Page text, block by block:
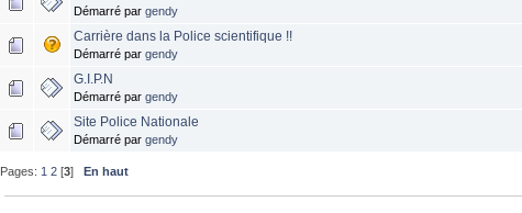
Démarré pargendy
Carrière dans la Police scientifique !!
Démarré pargendy
G.I.P.N
Démarré pargendy
Site Police Nationale
Démarré pargendy
Pages: 1 2 [3]En haut